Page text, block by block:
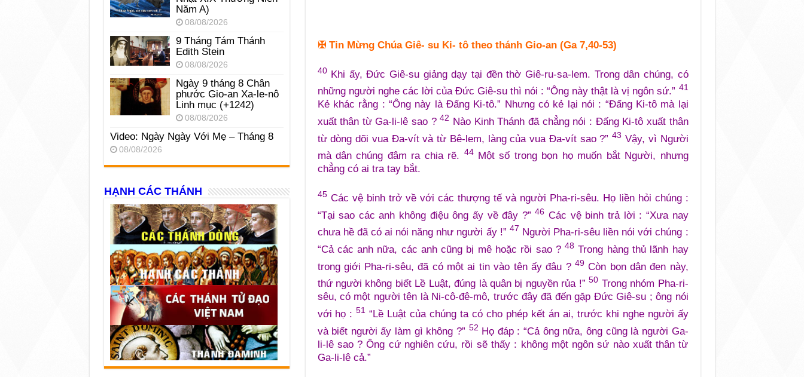
✠ Tin Mừng Chúa Giê- su Ki- tô theo thánh Gio-an (Ga 7,40-53)
40Khi ấy, Đức Giê-su giảng dạy tại đền thờ Giê-ru-sa-lem. Trong dân chúng, có
những người nghe các lời của Đức Giê-su thì nói : “Ông này thật là vị ngôn sứ.” 41
Kẻ khác rằng : “Ông này là Đấng Ki-tô.” Nhưng có kẻ lại nói : “Đấng Ki-tô mà lại
xuất thân từ Ga-li-lê sao ?42 Nào Kinh Thánh đã chẳng nói : Đấng Ki-tô xuất thân
từ dòng dõi vua Đa-vít và từ Bê-lem, làng của vua Đa-vít sao ?”43 Vậy, vì Người
mà dân chúng đâm ra chia rẽ. 44Một số trong bọn họ muốn bắt Người, nhưng
chẳng có ai tra tay bắt.
45Các vệ binh trở về với các thượng tế và người Pha-ri-sêu. Họ liền hỏi chúng :
“Tại sao các anh không điệu ông ấy về đây ?”46 Các vệ binh trả lời : “Xưa nay
chưa hề đã có ai nói năng như người ấy !” 47 Người Pha-ri-sêu liền nói với chúng :
“Cả các anh nữa, các anh cũng bị mê hoặc rồi sao ?48 Trong hàng thủ lãnh hay
trong giới Pha-ri-sêu, đã có một ai tin vào tên ấy đâu ? 49Còn bọn dân đen này,
thứ người không biết Lề Luật, đúng là quân bị nguyền rủa !”50 Trong nhóm Pha-ri-
sêu, có một người tên là Ni-cô-đê-mô, trước đây đã đến gặp Đức Giê-su ; ông nói
với họ :51 “Lề Luật của chúng ta có cho phép kết án ai, trước khi nghe người ấy
và biết người ấy làm gì không ?” 52 Họ đáp : “Cả ông nữa, ông cũng là người Ga-
li-lê sao ? Ông cứ nghiên cứu, rồi sẽ thấy : không một ngôn sứ nào xuất thân từ
Ga-li-lê cả.”
Năm A)
08/08/2026
9 Tháng Tám Thánh
Edith Stein
08/08/2026
Ngày 9 tháng 8 Chân
phước Gio-an Xa-le-nô
Linh mục (+1242)
08/08/2026
Video: Ngày Ngày Với Mẹ – Tháng 8
08/08/2026
HẠNH CÁC THÁNH